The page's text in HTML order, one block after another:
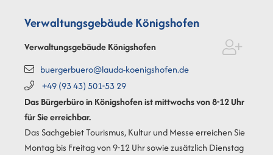
Verwaltungsgebäude Königshofen
Verwaltungsgebäude Königshofen
buergerbuero@lauda-koenigshofen.de
+49 (9343) 501-5329
Das Bürgerbüro in Königshofen ist mittwochs von 8-12 Uhr
für Sie erreichbar.
Das Sachgebiet Tourismus, Kultur und Messe erreichen Sie
Montag bis Freitag von 9-12 Uhr sowie zusätzlich Dienstag